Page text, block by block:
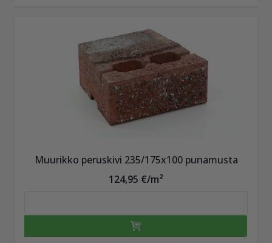
Muurikko peruskivi 235/175x100 punamusta
124,95 €/m²